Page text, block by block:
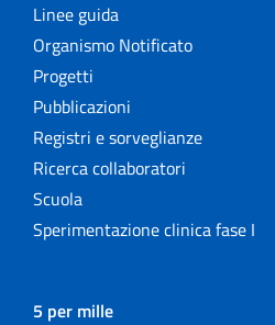
Linee guida
Organismo Notificato
Progetti
Pubblicazioni
Registri e sorveglianze
Ricerca collaboratori
Scuola
Sperimentazione clinica fase I
5 per mille